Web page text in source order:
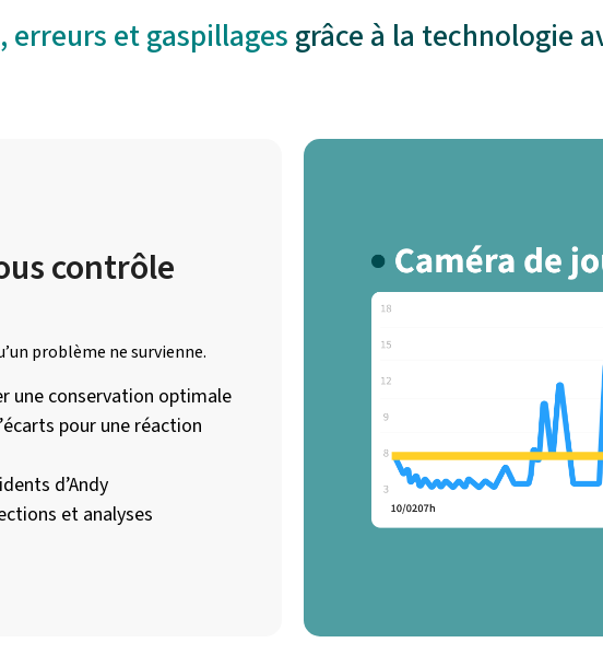
erreurs et gaspillagesgrâce à la technologie
contrôle
problème ne survienne.
une conservation optimale
pour une réaction
d’Andy
et analyses